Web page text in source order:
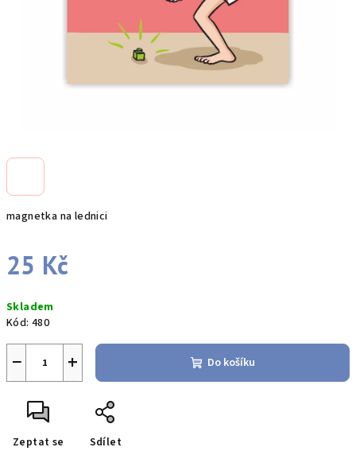
magnetka na lednici
25 Kč
cena:
Skladem
Kód: 480
+
− Do košíku
Zeptat se Sdílet